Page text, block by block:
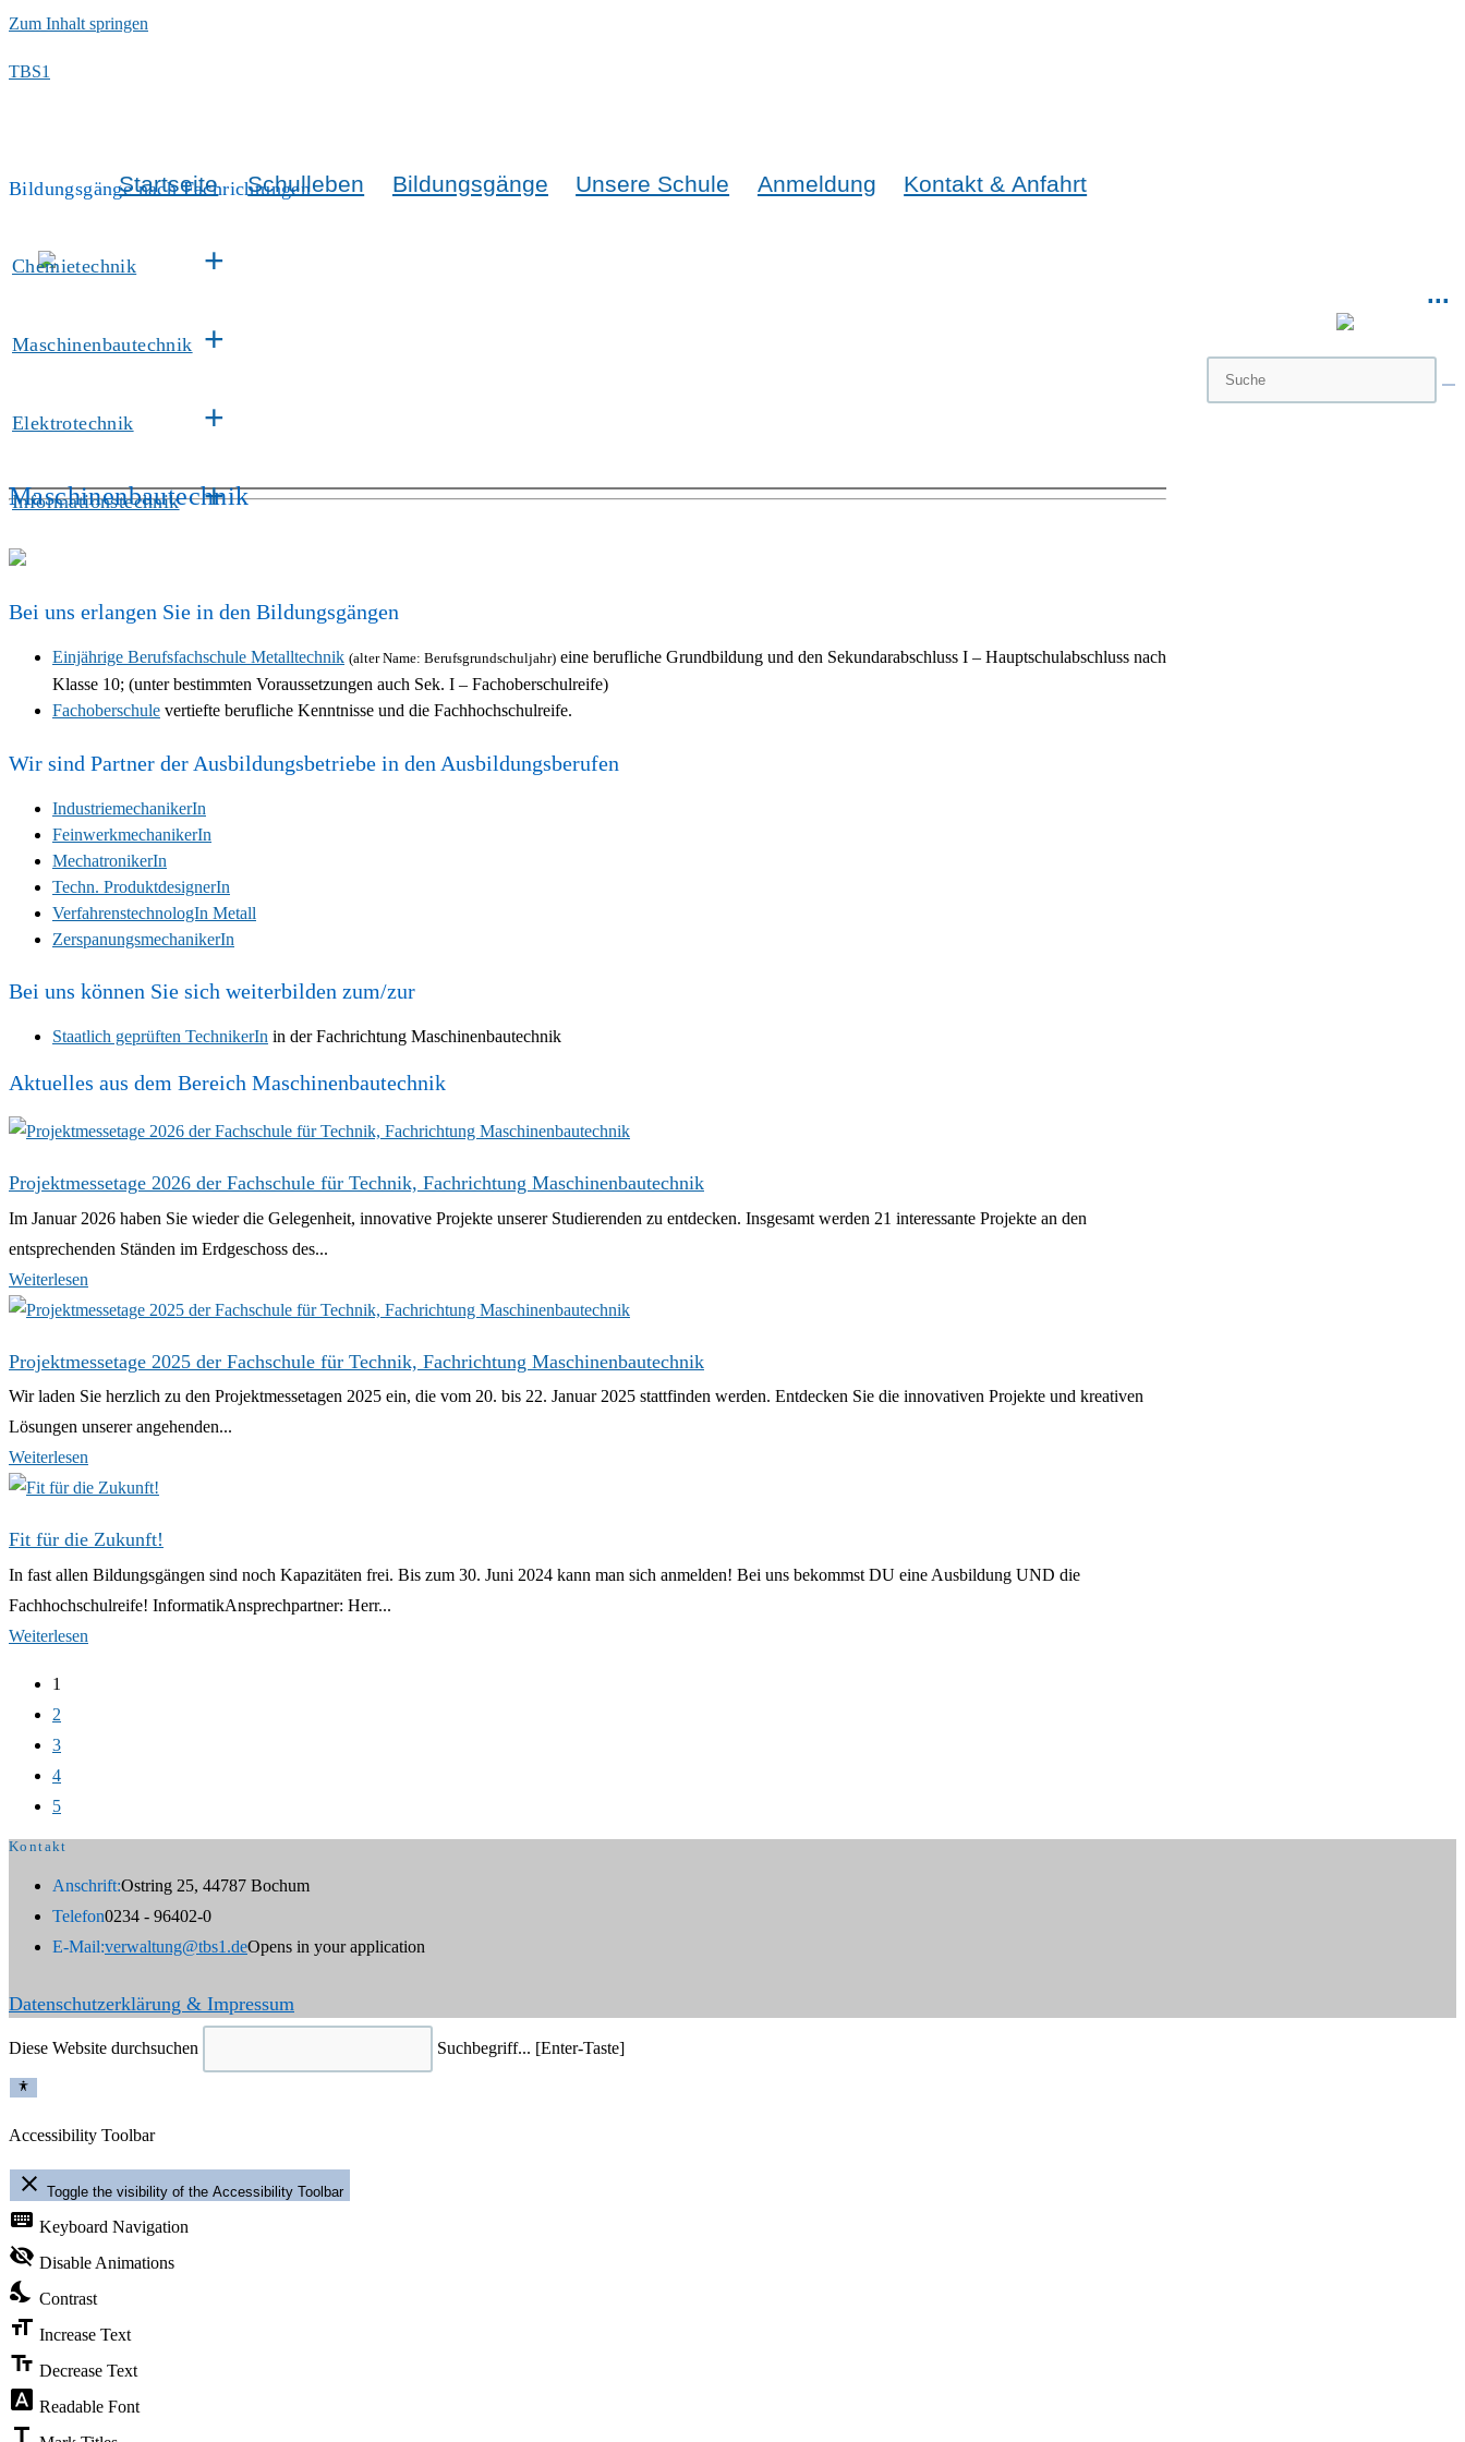
Zum Inhalt springen
TBS1
Startseite Schulleben Bildungsgänge Unsere Schule Anmeldung Kontakt & Anfahrt
...
Bildungsgänge nach Fachrichtungen
Chemietechnik +
Maschinenbautechnik +
Elektrotechnik +
Informationstechnik +
Maschinenbautechnik
Bei uns erlangen Sie in den Bildungsgängen
Einjährige Berufsfachschule Metalltechnik (alter Name: Berufsgrundschuljahr) eine berufliche Grundbildung und den Sekundarabschluss I – Hauptschulabschluss nach
Klasse 10; (unter bestimmten Voraussetzungen auch Sek. I – Fachoberschulreife)
Fachoberschule vertiefte berufliche Kenntnisse und die Fachhochschulreife.
Wir sind Partner der Ausbildungsbetriebe in den Ausbildungsberufen
IndustriemechanikerIn
FeinwerkmechanikerIn
MechatronikerIn
Techn. ProduktdesignerIn
VerfahrenstechnologIn Metall
ZerspanungsmechanikerIn
Bei uns können Sie sich weiterbilden zum/zur
Staatlich geprüften TechnikerIn in der Fachrichtung Maschinenbautechnik
Aktuelles aus dem Bereich Maschinenbautechnik
Projektmessetage 2026 der Fachschule für Technik, Fachrichtung Maschinenbautechnik
Im Januar 2026 haben Sie wieder die Gelegenheit, innovative Projekte unserer Studierenden zu entdecken. Insgesamt werden 21 interessante Projekte an den
entsprechenden Ständen im Erdgeschoss des...
Weiterlesen
Projektmessetage 2025 der Fachschule für Technik, Fachrichtung Maschinenbautechnik
Wir laden Sie herzlich zu den Projektmessetagen 2025 ein, die vom 20. bis 22. Januar 2025 stattfinden werden. Entdecken Sie die innovativen Projekte und kreativen
Lösungen unserer angehenden...
Weiterlesen
Fit für die Zukunft!
In fast allen Bildungsgängen sind noch Kapazitäten frei. Bis zum 30. Juni 2024 kann man sich anmelden! Bei uns bekommst DU eine Ausbildung UND die
Fachhochschulreife! InformatikAnsprechpartner: Herr...
Weiterlesen
1
2
3
4
5
Kontakt
Anschrift:Ostring 25, 44787 Bochum
Telefon0234 - 96402-0
E-Mail:verwaltung@tbs1.deOpens in your application
Datenschutzerklärung & Impressum
Diese Website durchsuchen Suchbegriff... [Enter-Taste]
Accessibility Toolbar
close Toggle the visibility of the Accessibility Toolbar
keyboard Keyboard Navigation
visibility_off Disable Animations
nights_stay Contrast
format_size Increase Text
text_fields Decrease Text
font_download Readable Font
title